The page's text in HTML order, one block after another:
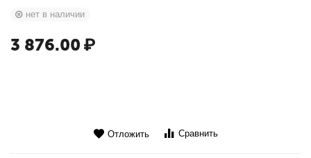
нет в наличии
3 876.00 ₽
Отложить Сравнить